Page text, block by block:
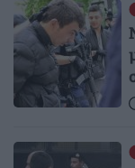
Image
Image